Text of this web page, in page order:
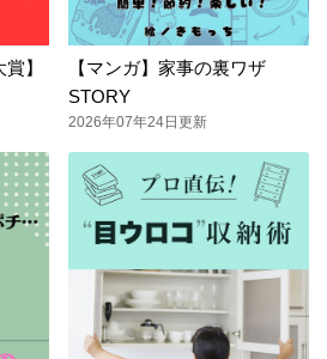
】
【マンガ】家事の裏ワザ
STORY
2026年07年24日更新